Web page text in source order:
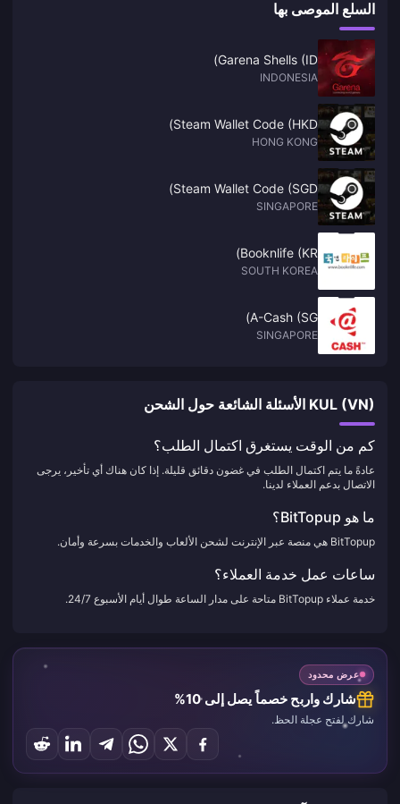
السلع الموصى بها
Garena Shells (ID)
INDONESIA
Steam Wallet Code (HKD)
HONG KONG
Steam Wallet Code (SGD)
SINGAPORE
Booknlife (KR)
SOUTH KOREA
A-Cash (SG)
SINGAPORE
KUL (VN) الأسئلة الشائعة حول الشحن
كم من الوقت يستغرق اكتمال الطلب؟
عادةً ما يتم اكتمال الطلب في غضون دقائق قليلة. إذا كان هناك أي تأخير، يرجى
الاتصال بدعم العملاء لدينا.
ما هو BitTopup؟
BitTopup هي منصة عبر الإنترنت لشحن الألعاب والخدمات بسرعة وأمان.
ساعات عمل خدمة العملاء؟
خدمة عملاء BitTopup متاحة على مدار الساعة طوال أيام الأسبوع 24/7.
عرض محدود
شارك واربح خصماً يصل إلى 10%
شارك لفتح عجلة الحظ.